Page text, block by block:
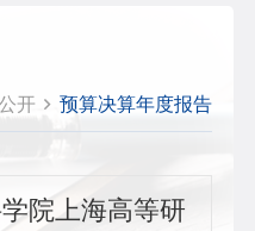
开 预算决算年度报告
院上海高等研